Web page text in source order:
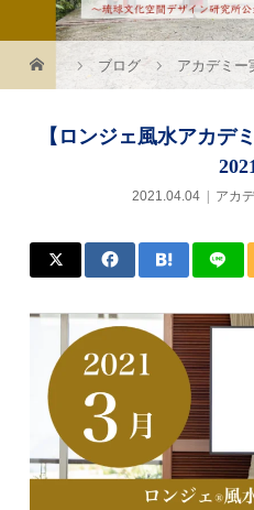
ブログ アカデミー
【ロンジェ風水アカデ
2021.04.04 アカ